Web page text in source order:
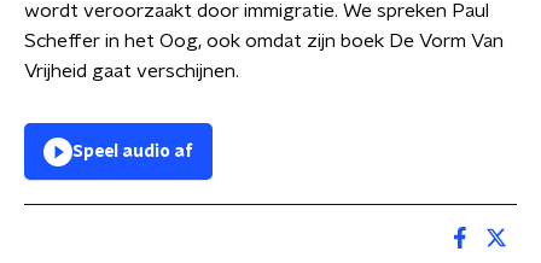
wordt veroorzaakt door immigratie. We spreken Paul
Scheffer in het Oog, ook omdat zijn boek De Vorm Van
Vrijheid gaat verschijnen.
Speel audio af